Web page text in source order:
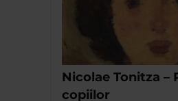
Nicolae Tonitza –
copiilor